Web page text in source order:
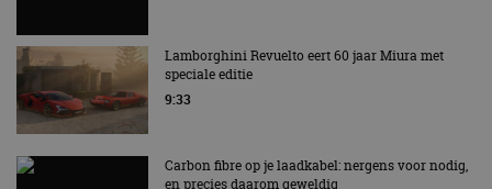
Lamborghini Revuelto eert 60 jaar Miura met
speciale editie
9:33
Carbon fibre op je laadkabel: nergens voor nodig,
en precies daarom geweldig